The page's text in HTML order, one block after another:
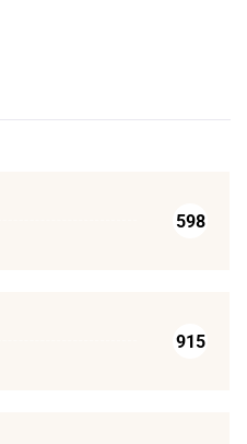
598
915